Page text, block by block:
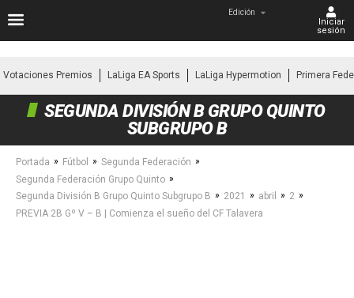
Edición
Iniciar
sesión
Votaciones Premios LaLiga EA Sports LaLiga Hypermotion Primera
SEGUNDA DIVISIÓN B GRUPO QUINTO
SUBGRUPO B
Portada » Fútbol » Segunda Federación »
Segunda Federación Grupo Quinto »
Segunda División B Grupo Quinto Subgrupo B » 2021 » abril » 2 »
PREVIA 2B Gº V – B | Comienza el sueño del CF Talavera